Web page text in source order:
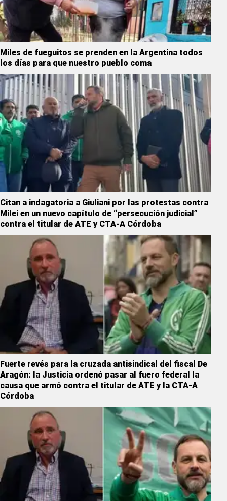
Miles de fueguitos se prenden en la Argentina todos
los días para que nuestro pueblo coma
Citan a indagatoria a Giuliani por las protestas contra
Milei en un nuevo capítulo de “persecución judicial”
contra el titular de ATE y CTA-A Córdoba
Fuerte revés para la cruzada antisindical del fiscal De
Aragón: la Justicia ordenó pasar al fuero federal la
causa que armó contra el titular de ATE y la CTA-A
Córdoba